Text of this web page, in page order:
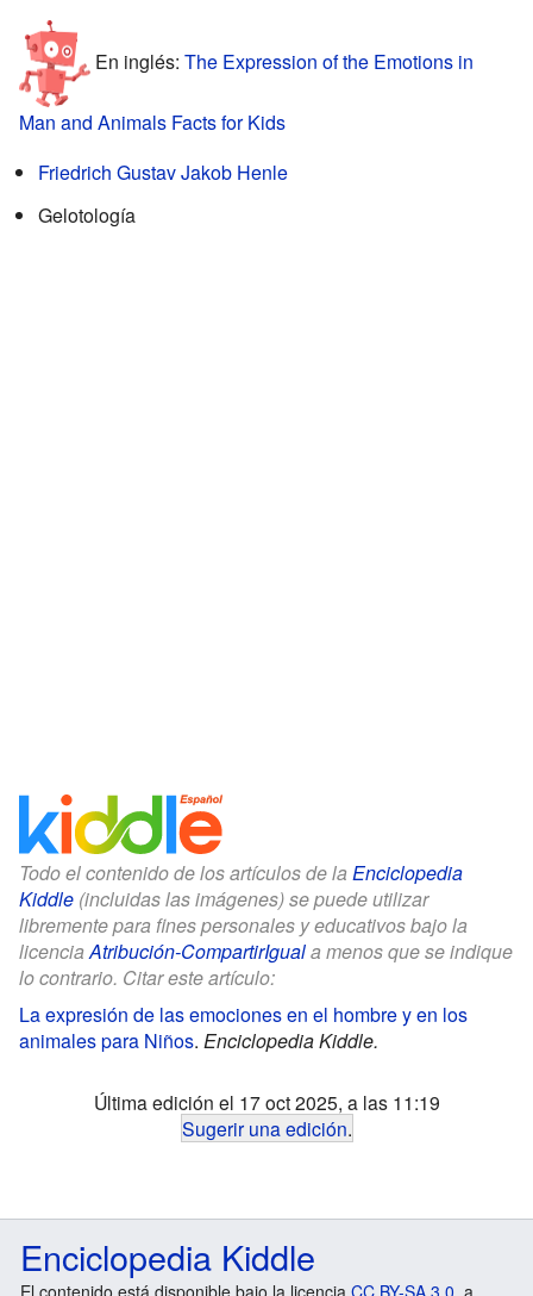
En inglés: The Expression of the Emotions in
Man and Animals Facts for Kids
Friedrich Gustav Jakob Henle
Gelotología
Todo el contenido de los artículos de la Enciclopedia
Kiddle (incluidas las imágenes) se puede utilizar
libremente para fines personales y educativos bajo la
licenciaAtribución-CompartirIguala menos que se indique
lo contrario. Citar este artículo:
La expresión de las emociones en el hombre y en los
animales para Niños. Enciclopedia Kiddle.
Última edición el 17 oct 2025, a las 11:19
Sugerir una edición.
Enciclopedia Kiddle
El contenido está disponible bajo la licencia CC BY-SA 3.0 , a